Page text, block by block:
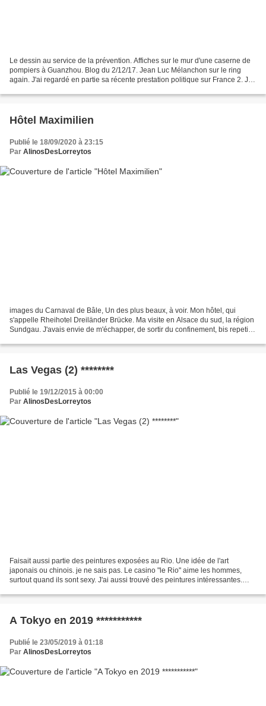
Le dessin au service de la prévention. Affiches sur le mur d'une caserne de
pompiers à Guanzhou. Blog du 2/12/17. Jean Luc Mélanchon sur le ring
again. J'ai regardé en partie sa récente prestation politique sur France 2. Je
Hôtel Maximilien
Publié le 18/09/2020 à 23:15
Par AlinosDesLorreytos
images du Carnaval de Bâle, Un des plus beaux, à voir. Mon hôtel, qui
s'appelle Rheihotel Dreiländer Brücke. Ma visite en Alsace du sud, la région
Sundgau. J'avais envie de m'échapper, de sortir du confinement, bis repetita.
Las Vegas (2) ********
Publié le 19/12/2015 à 00:00
Par AlinosDesLorreytos
Faisait aussi partie des peintures exposées au Rio. Une idée de l'art
japonais ou chinois. je ne sais pas. Le casino "le Rio" aime les hommes,
surtout quand ils sont sexy. J'ai aussi trouvé des peintures intéressantes.
A Tokyo en 2019 ***********
Publié le 23/05/2019 à 01:18
Par AlinosDesLorreytos